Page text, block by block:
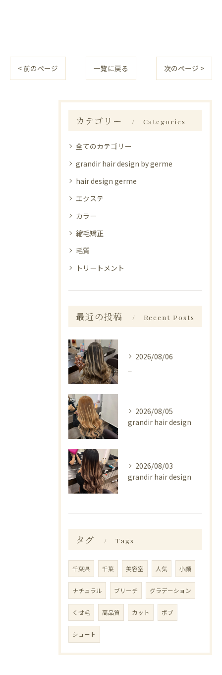
< 前のページ 一覧に戻る 次のページ >
カテゴリー Categories
全てのカテゴリー
grandir hair design by germe
hair design germe
エクステ
カラー
縮毛矯正
毛質
トリートメント
最近の投稿 Recent Posts
2026/08/06
2026/08/05
grandir hair design
2026/08/03
grandir hair design
タグ Tags
千葉県 千葉 美容室 人気 小顔
ナチュラル ブリーチ グラデーション
くせ毛 高品質 カット ボブ
ショート